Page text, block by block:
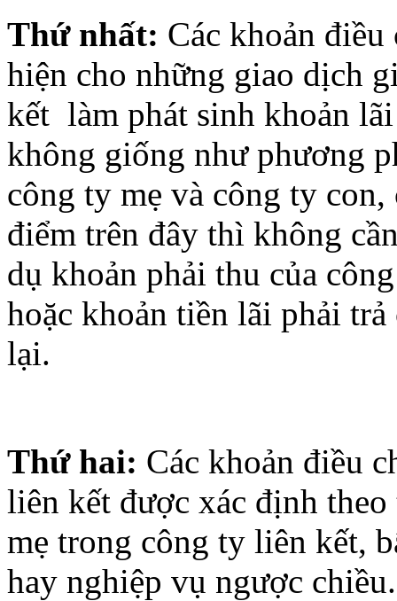
Thứ nhất: Các khoản
hiện cho những giao dịch
kết làm phát sinh khoản
không giống như phương
công ty mẹ và công ty
điểm trên đây thì không
dụ khoản phải thu của
hoặc khoản tiền lãi phải
lại.
Thứ hai: Các khoản điều
liên kết được xác định
mẹ trong công ty liên kết,
hay nghiệp vụ ngược chiều.